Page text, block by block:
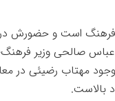
فرهنگ است و حضورش
صالحی وزیر
مهتاب رضیئی در
بالاست.